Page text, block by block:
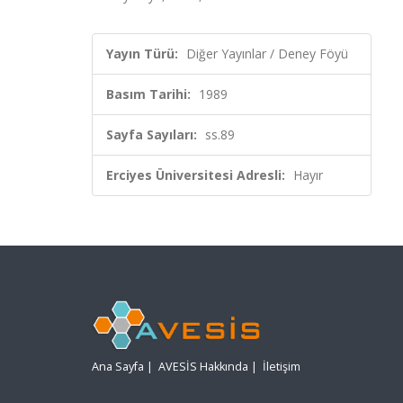
Yayın Türü: Diğer Yayınlar / Deney Föyü
Basım Tarihi: 1989
Sayfa Sayıları: ss.89
Erciyes Üniversitesi Adresli: Hayır
Ana Sayfa | AVESİS Hakkında | İletişim